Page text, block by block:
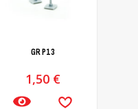
GR Ρ13
1,50 €